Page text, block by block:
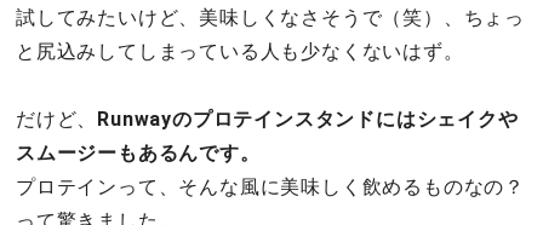
試してみたいけど、美味しくなさそうで（笑）、ちょっ
と尻込みしてしまっている人も少なくないはず。
だけど、 Runwayのプロテインスタンドにはシェイクや
スムージーもあるんです。
プロテインって、そんな風に美味しく飲めるものなの？
って驚きました。